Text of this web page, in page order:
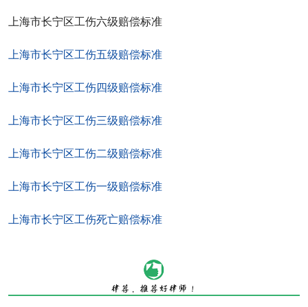
上海市长宁区工伤六级赔偿标准
上海市长宁区工伤五级赔偿标准
上海市长宁区工伤四级赔偿标准
上海市长宁区工伤三级赔偿标准
上海市长宁区工伤二级赔偿标准
上海市长宁区工伤一级赔偿标准
上海市长宁区工伤死亡赔偿标准